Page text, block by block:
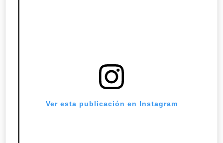
Ver esta publicación en Instagram